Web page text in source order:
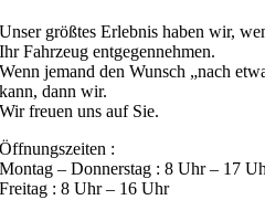
Unser größtes Erlebnis haben wir,
Ihr Fahrzeug entgegennehmen.
Wenn jemand den Wunsch „nach
kann, dann wir.
Wir freuen uns auf Sie.
Öffnungszeiten :
Montag – Donnerstag : 8 Uhr – 17
Freitag : 8 Uhr – 16 Uhr